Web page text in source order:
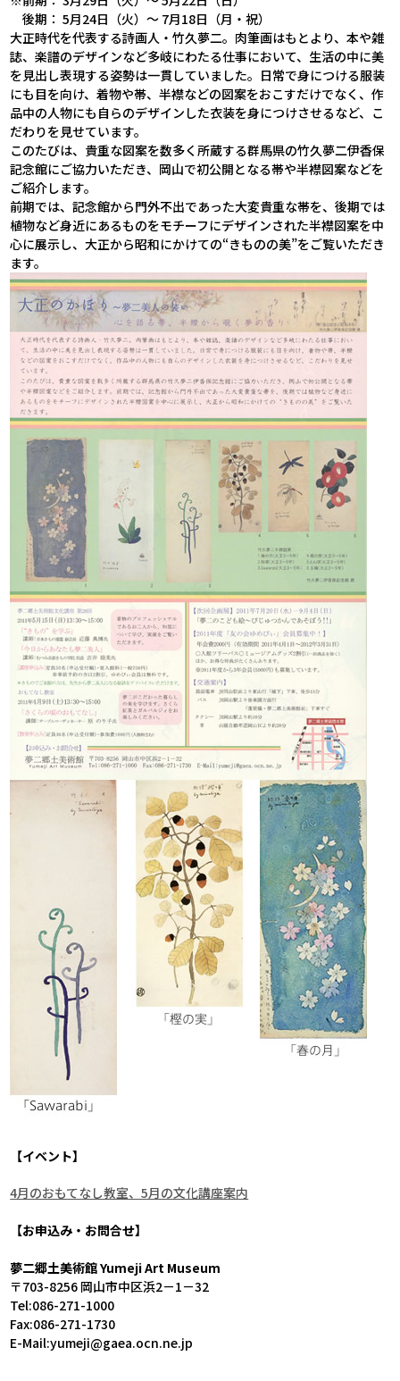
後期： 5月24日（火）〜 7月18日（月・祝）
大正時代を代表する詩画人・竹久夢二。肉筆画はもとより、本や雑
誌、楽譜のデザインなど多岐にわたる仕事において、生活の中に美
を見出し表現する姿勢は一貫していました。日常で身につける服装
にも目を向け、着物や帯、半襟などの図案をおこすだけでなく、作
品中の人物にも自らのデザインした衣装を身につけさせるなど、こ
だわりを見せています。
このたびは、貴重な図案を数多く所蔵する群馬県の竹久夢二伊香保
記念館にご協力いただき、岡山で初公開となる帯や半襟図案などを
ご紹介します。
前期では、記念館から門外不出であった大変貴重な帯を、後期では
植物など身近にあるものをモチーフにデザインされた半襟図案を中
心に展示し、大正から昭和にかけての“きものの美”をご覧いただき
ます。
【イベント】
4月のおもてなし教室、5月の文化講座案内
【お申込み・お問合せ】
夢二郷土美術館 Yumeji Art Museum
〒703-8256 岡山市中区浜2－1－32
Tel:086-271-1000
Fax:086-271-1730
E-Mail:yumeji@gaea.ocn.ne.jp